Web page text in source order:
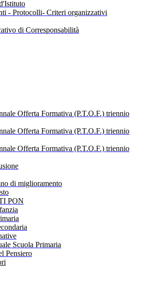
- Protocolli- Criteri organizzativi
di Corresponsabilità
Offerta Formativa (P.T.O.F.) triennio
Offerta Formativa (P.T.O.F.) triennio
Offerta Formativa (P.T.O.F.) triennio
di miglioramento
PON
Scuola Primaria
Pensiero